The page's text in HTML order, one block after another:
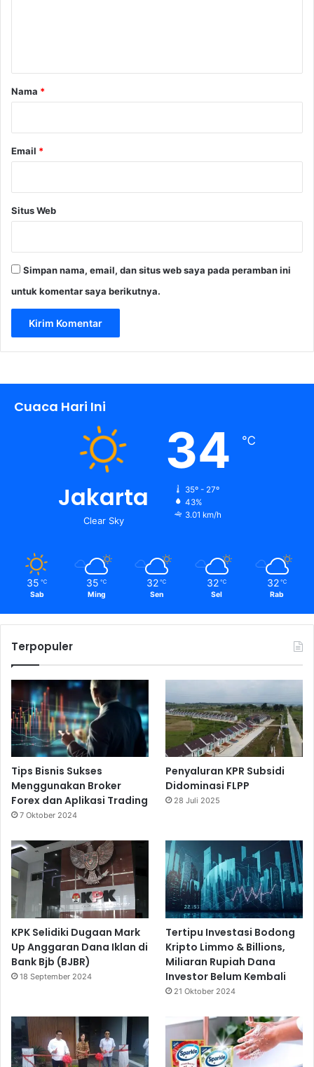
rNama *
Email *
Situs Web
Simpan nama, email, dan situs web saya pada peramban ini
untuk komentar saya berikutnya.
Cuaca Hari Ini
Jakarta
Clear Sky
34 ℃
35º - 27º
43%
3.01 km/h
35 ℃
Sab
35 ℃
Ming
32 ℃
Sen
32 ℃
Sel
32 ℃
Rab
Terpopuler
Tips Bisnis Sukses
Menggunakan Broker
Forex dan Aplikasi Trading
7 Oktober 2024
Penyaluran KPR Subsidi
Didominasi FLPP
28 Juli 2025
KPK Selidiki Dugaan Mark
Up Anggaran Dana Iklan di
Bank Bjb (BJBR)
18 September 2024
Tertipu Investasi Bodong
Kripto Limmo & Billions,
Miliaran Rupiah Dana
Investor Belum Kembali
21 Oktober 2024